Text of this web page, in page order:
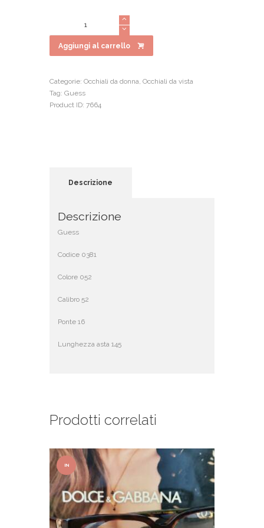
originale
era:
€175.00.
quantità
Aggiungi al carrello
Categorie: Occhiali da donna Occhiali da vista
Tag: Guess
Product ID: 7664
Descrizione
Descrizione
Guess
Codice 0381
Colore 052
Calibro 52
Ponte 16
Lunghezza asta 145
Prodotti correlati
IN
OFFER
TA!